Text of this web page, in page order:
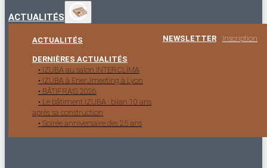
ACTUALITÉS
ACTUALITÉS
DERNIÈRES ACTUALITÉS
• IZUBA au salon INTERCLIMA
• IZUBA à EnerJmeeting à Lyon
• BÂTIFRAIS 2026
• Le bâtiment IZUBA : bilan 10 ans
après sa construction
• Soirée anniversaire des 25 ans
NEWSLETTER Inscription